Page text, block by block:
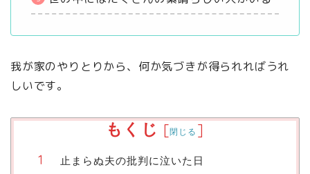
我が家のやりとりから、何か気づきが得られればうれ
しいです。
もくじ [閉じる ]
止まらぬ夫の批判に泣いた日